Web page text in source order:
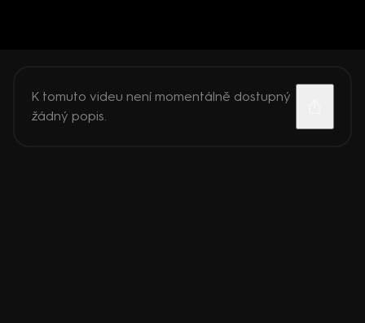
K tomuto videu není momentálně dostupný
žádný popis.